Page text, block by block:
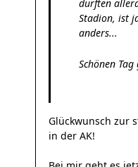
durften
Stadion, ist
anders...
Schönen Tag
Glückwunsch zur
in der AK!